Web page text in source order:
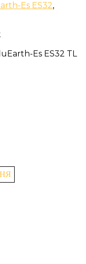
Es ES32,
Es ES32 TL